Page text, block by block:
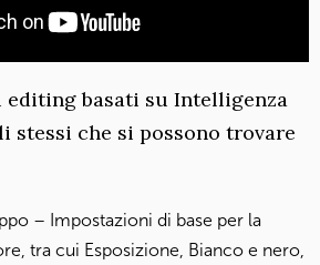
basati su Intelligenza
stessi che si possono trovare
– Impostazioni di base per la
tra cui Esposizione, Bianco e nero,